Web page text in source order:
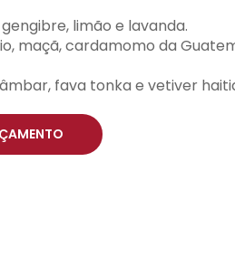
limão e lavanda.
maçã, cardamomo da
fava tonka e vetiver